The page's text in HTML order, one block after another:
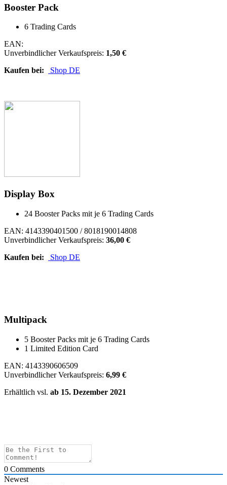
Booster Pack
6 Trading Cards
EAN:
Unverbindlicher Verkaufspreis: 1,50 €
Kaufen bei:
Shop DE
Display Box
24 Booster Packs mit je 6 Trading Cards
EAN: 4143390401500 / 8018190014808
Unverbindlicher Verkaufspreis: 36,00 €
Kaufen bei:
Shop DE
Multipack
5 Booster Packs mit je 6 Trading Cards
1 Limited Edition Card
EAN: 4143390606509
Unverbindlicher Verkaufspreis: 6,99 €
Erhältlich vsl. ab 15. Dezember 2021
0 Comments
Newest